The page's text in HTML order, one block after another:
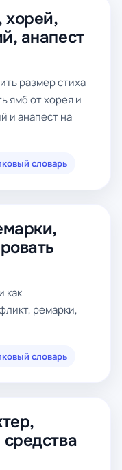
хорей,
анапест
размер стиха
ямб от хорея и
и анапест на
словарь
как
ремарки,
словарь